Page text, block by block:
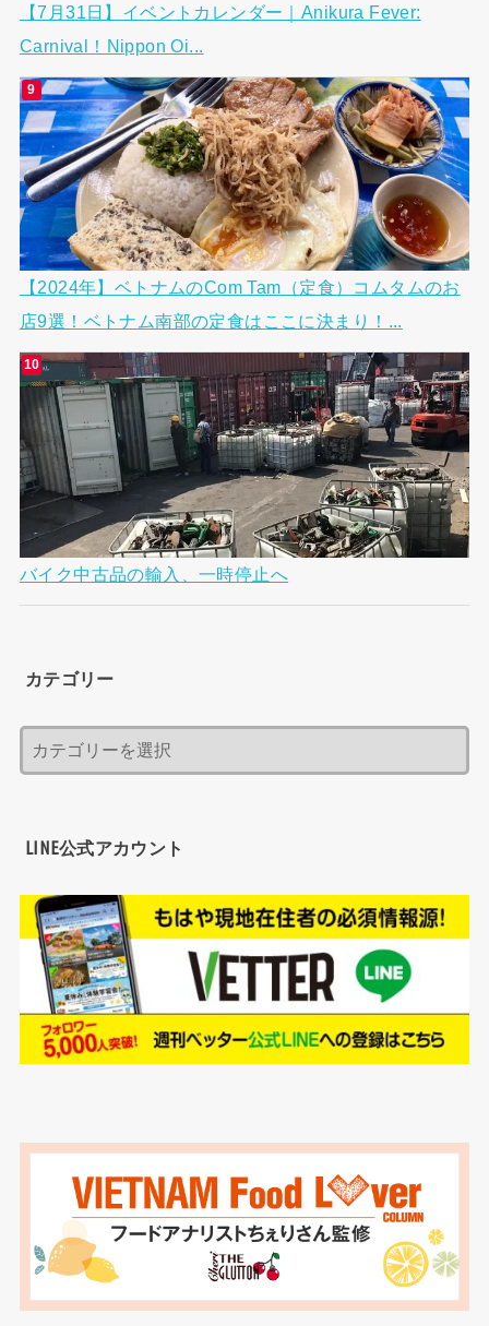
【7月31日】イベントカレンダー｜Anikura Fever:
Carnival！Nippon Oi...
【2024年】ベトナムのCom Tam（定食）コムタムのお
店9選！ベトナム南部の定食はここに決まり！...
バイク中古品の輸入、一時停止へ
カテゴリー
LINE公式アカウント